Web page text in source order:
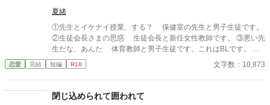
夏緒
①先生とイケナイ授業、する？ 保健室の先生と男子生徒です。
②生徒会長さまの思惑 生徒会長と新任女性教師です。 ③悪い先
生だな、あんた 体育教師と男子生徒です。これはBLです。 ど
んな理由があろうが学校でいかがわしいことをしてはいけません
よ〜！ これ全部、やったらダメですからねっ！
恋愛 完結 短編 R18 文字数：10,873
閉じ込められて囲われて